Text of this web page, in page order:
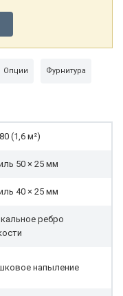
Опции Фурнитура
(1,6 м²)
50 × 25 мм
40 × 25 мм
ребро
напыление